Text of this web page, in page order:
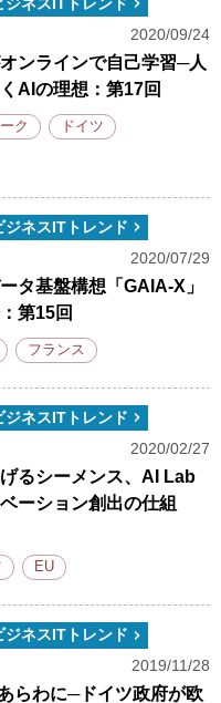
2020/09/24
ンラインで自己学習─人
AIの理想：第17回
ク ドイツ
ジネスITトレンド
2020/07/29
タ基盤構想「GAIA-X」
第15回
フランス
ジネスITトレンド
2020/02/27
るシーメンス、AI Lab
ーション創出の仕組
EU
ジネスITトレンド
2019/11/28
らわに─ドイツ政府が欧